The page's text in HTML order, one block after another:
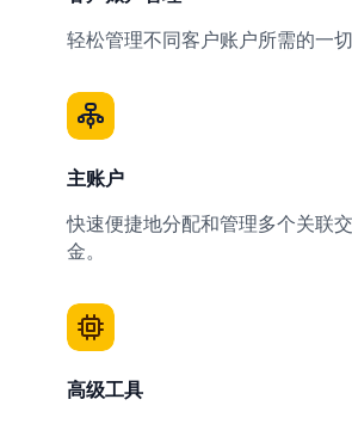
轻松管理不同客户账户所需的一切
主账户
快速便捷地分配和管理多个关联
金。
高级工具